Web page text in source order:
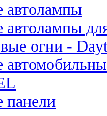
автолампы
автолампы
огни -
панели